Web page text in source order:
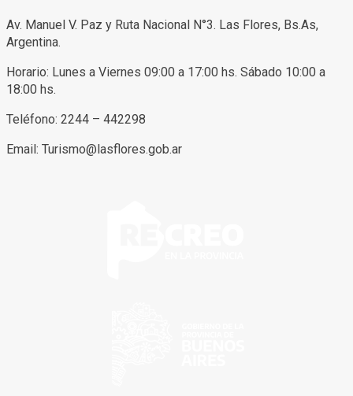
Av. Manuel V. Paz y Ruta Nacional N°3. Las Flores, Bs.As,
Argentina.
Horario: Lunes a Viernes 09:00 a 17:00 hs. Sábado 10:00 a
18:00 hs.
Teléfono: 2244 – 442298
Email: Turismo@lasflores.gob.ar